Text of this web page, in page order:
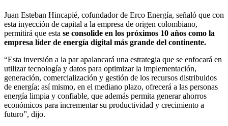
Juan Esteban Hincapié, cofundador de Erco Energía, señaló que con
esta inyección de capital a la empresa de origen colombiano,
permitirá que esta se consolide en los próximos 10 años como la
empresa líder de energía digital más grande del continente.
“Esta inversión a la par apalancará una estrategia que se enfocará en
utilizar tecnología y datos para optimizar la implementación,
generación, comercialización y gestión de los recursos distribuidos
de energía; así mismo, en el mediano plazo, ofrecerá a las personas
energía limpia y confiable, que además permita generar ahorros
económicos para incrementar su productividad y crecimiento a
futuro”, dijo.